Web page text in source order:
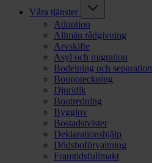
Våra tjänster
Adoption
Allmän rådgivning
Arvskifte
Asyl och migration
Bodelning och separation
Bouppteckning
Djuridik
Boutredning
Bygglov
Bostadstvister
Deklarationshjälp
Dödsboförvaltning
Framtidsfullmakt